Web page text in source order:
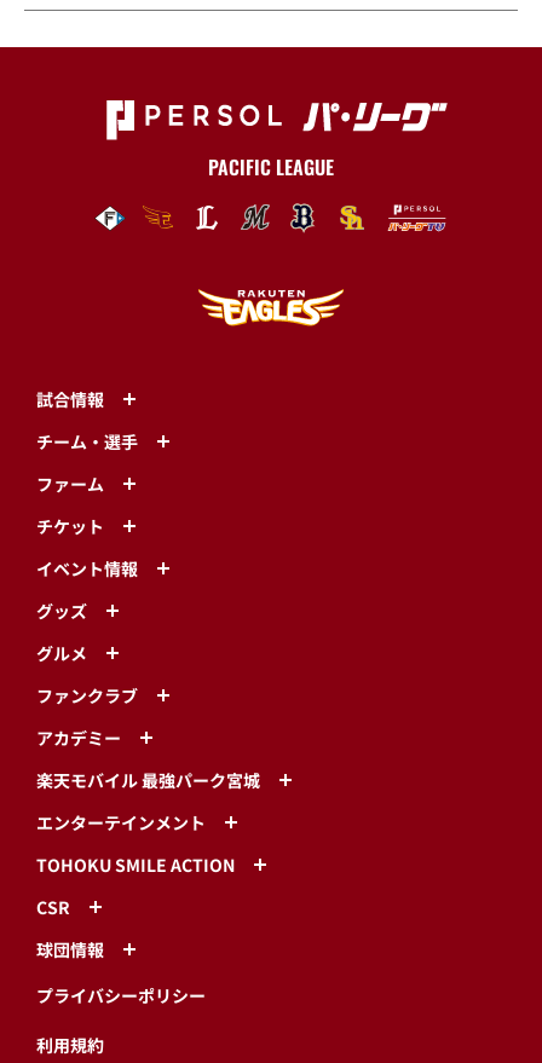
PACIFIC LEAGUE
試合情報
チーム・選手
ファーム
チケット
イベント情報
グッズ
グルメ
ファンクラブ
アカデミー
楽天モバイル 最強パーク宮城
エンターテインメント
TOHOKU SMILE ACTION
CSR
球団情報
プライバシーポリシー
利用規約